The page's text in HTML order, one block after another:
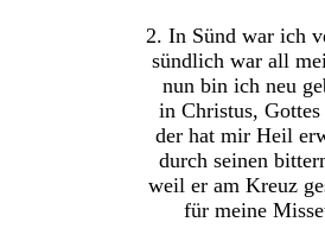
2. In Sünd war ich
sündlich war all
nun bin ich neu
in Christus, Gottes
der hat mir Heil
durch seinen
weil er am Kreuz
für meine